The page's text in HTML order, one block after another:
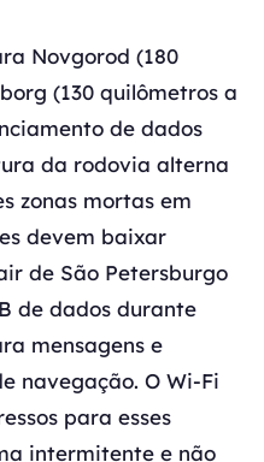
Novgorod (180
(130 quilômetros a
de dados
da rodovia alterna
zonas mortas em
devem baixar
de São Petersburgo
de dados durante
mensagens e
navegação. O Wi-Fi
para esses
intermitente e não